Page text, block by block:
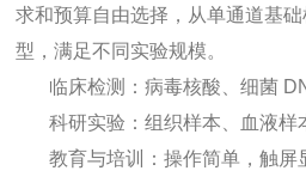
求和预算自由选择，从单通道基
型，满足不同实验规模。
临床检测：病毒核酸、细菌
科研实验：组织样本、血液样
教育与培训：操作简单，触屏